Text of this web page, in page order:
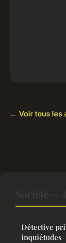
← Voir tous les
Détective
inquiétudes